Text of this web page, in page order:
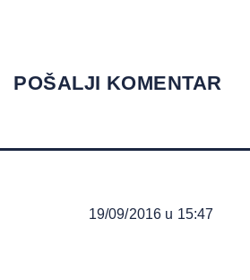
POŠALJI KOMENTAR
19/09/2016 u 15:47